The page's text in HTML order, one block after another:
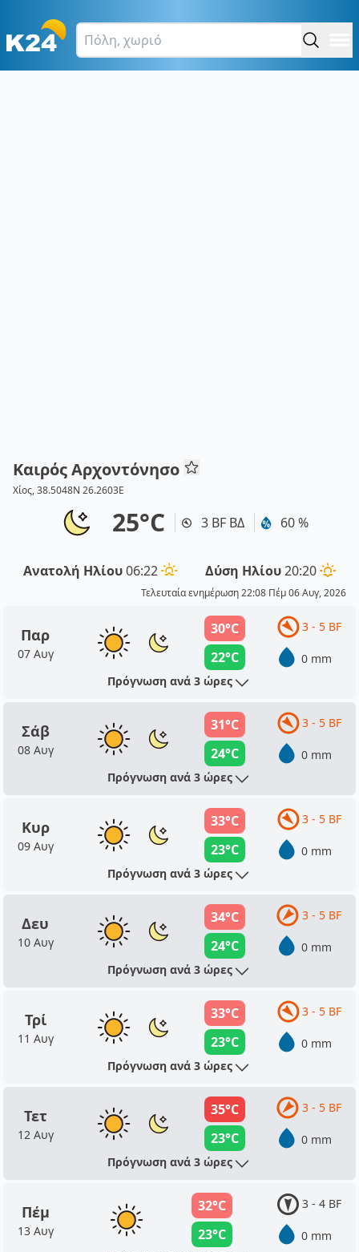
Καιρός Αρχοντόνησο
Χίος, 38.5048N 26.2603E
25°C 3 BF ΒΔ 60 %
Ανατολή Ηλίου06:22 Δύση Ηλίου20:20
Τελευταία ενημέρωση 22:08 Πέμ 06 Αυγ, 2026
Παρ
07 Αυγ
30°C
22°C
3 - 5 BF
0 mm
Πρόγνωση ανά 3 ώρες
Σάβ
08 Αυγ
31°C
24°C
3 - 5 BF
0 mm
Πρόγνωση ανά 3 ώρες
Κυρ
09 Αυγ
33°C
23°C
3 - 5 BF
0 mm
Πρόγνωση ανά 3 ώρες
Δευ
10 Αυγ
34°C
24°C
3 - 5 BF
0 mm
Πρόγνωση ανά 3 ώρες
Τρί
11 Αυγ
33°C
23°C
3 - 5 BF
0 mm
Πρόγνωση ανά 3 ώρες
Τετ
12 Αυγ
35°C
23°C
3 - 5 BF
0 mm
Πρόγνωση ανά 3 ώρες
Πέμ
13 Αυγ
32°C
23°C
3 - 4 BF
0 mm